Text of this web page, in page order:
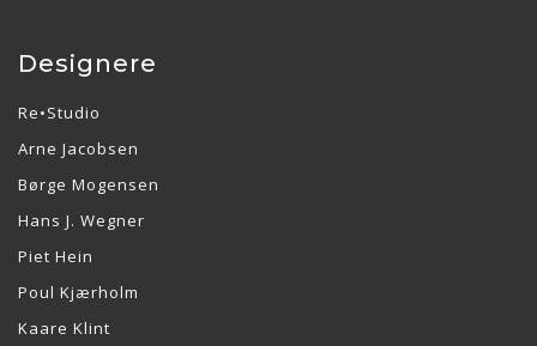
Designere
Re•Studio
Arne Jacobsen
Børge Mogensen
Hans J. Wegner
Piet Hein
Poul Kjærholm
Kaare Klint